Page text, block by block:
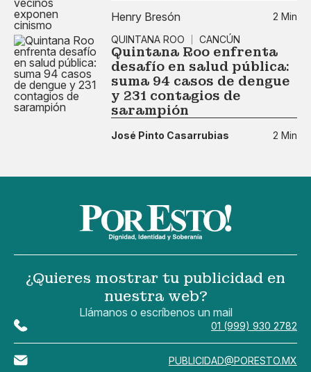
Henry Bresón
2 Min
QUINTANA ROO
CANCÚN
Quintana Roo enfrenta
desafío en salud pública:
suma 94 casos de dengue
y 231 contagios de
sarampión
José Pinto Casarrubias 2 Min
¿Quieres mostrar tu publicidad en
nuestra web?
Llámanos o escríbenos un mail
01 (999) 930 2782
PUBLICIDAD@PORESTO.MX